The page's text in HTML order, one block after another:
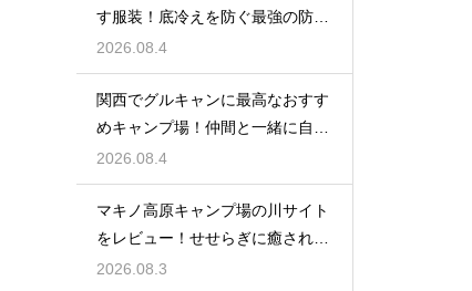
す服装！底冷えを防ぐ最強の防寒
対策とは？
2026.08.4
関西でグルキャンに最高なおすす
めキャンプ場！仲間と一緒に自然
を満喫する
2026.08.4
マキノ高原キャンプ場の川サイト
をレビュー！せせらぎに癒される
極上の空間
2026.08.3